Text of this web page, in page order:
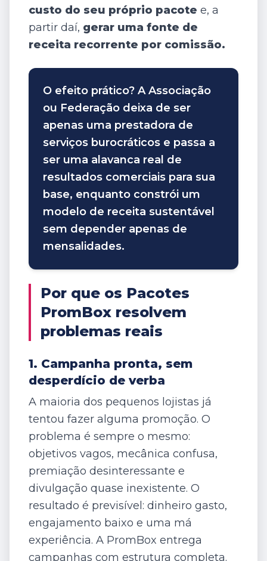
custo do seu próprio pacote e, a
partir daí, gerar uma fonte de
receita recorrente por comissão.
O efeito prático? A Associação
ou Federação deixa de ser
apenas uma prestadora de
serviços burocráticos e passa a
ser uma alavanca real de
resultados comerciais para sua
base, enquanto constrói um
modelo de receita sustentável
sem depender apenas de
mensalidades.
Por que os Pacotes
PromBox resolvem
problemas reais
1. Campanha pronta, sem
desperdício de verba
A maioria dos pequenos lojistas já
tentou fazer alguma promoção. O
problema é sempre o mesmo:
objetivos vagos, mecânica confusa,
premiação desinteressante e
divulgação quase inexistente. O
resultado é previsível: dinheiro gasto,
engajamento baixo e uma má
experiência. A PromBox entrega
campanhas com estrutura completa.